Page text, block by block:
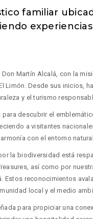
familiar
experiencias
Martín Alcalá, con la
Limón. Desde sus inicios,
y el turismo
descubrir el
a visitantes
con el entorno natural.
la biodiversidad está
así como por
Estos reconocimientos
local y el medio
para propiciar una